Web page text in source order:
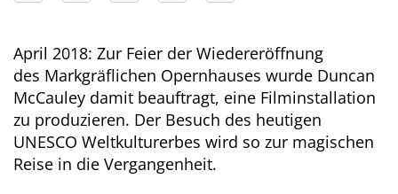
April 2018: Zur Feier der Wiedereröffnung
des Markgräflichen Opernhauses wurde Duncan
McCauley damit beauftragt, eine Filminstallation
zu produzieren. Der Besuch des heutigen
UNESCO Weltkulturerbes wird so zur magischen
Reise in die Vergangenheit.